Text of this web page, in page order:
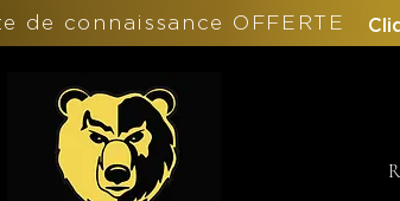
de connaissance OFFERTE